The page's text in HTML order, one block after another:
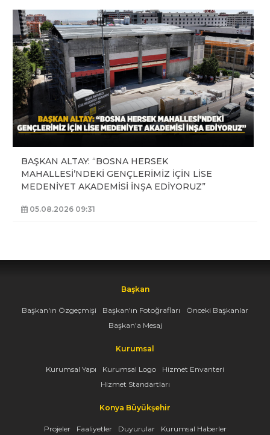
BAŞKAN ALTAY: “BOSNA HERSEK
MAHALLESİ’NDEKİ GENÇLERİMİZ İÇİN LİSE
MEDENİYET AKADEMİSİ İNŞA EDİYORUZ”
05.08.2026 09:31
Başkan
Başkan'ın Özgeçmişi Başkan'ın Fotoğrafları
Önceki Başkanlar
Başkan'a Mesaj
Kurumsal
Kurumsal Yapı Kurumsal Logo
Hizmet Envanteri
Hizmet Standartları
Konya Büyükşehir
Projeler Faaliyetler Duyurular Kurumsal Haberler